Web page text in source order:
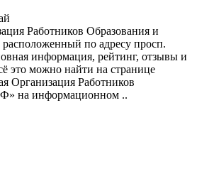
Работников Образования и
по адресу просп.
информация, рейтинг, отзывы и
это можно найти на странице
Организация Работников
на информационном ..